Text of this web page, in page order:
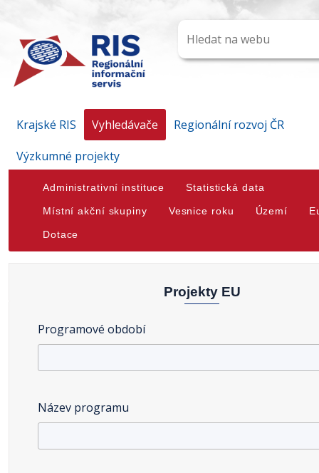
Krajské RIS Vyhledávače
Regionální rozvoj ČR
Výzkumné projekty
Administrativní instituce Statistická data
Místní akční skupiny Vesnice roku Území
Dotace
Projekty EU
Programové období
Název programu